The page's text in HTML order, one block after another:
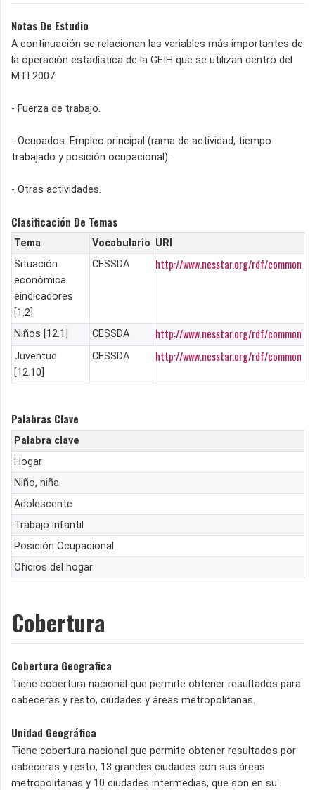
Notas De Estudio
A continuación se relacionan las variables más importantes de
la operación estadística de la GEIH que se utilizan dentro del
MTI 2007:
- Fuerza de trabajo.
- Ocupados: Empleo principal (rama de actividad, tiempo
trabajado y posición ocupacional).
- Otras actividades.
Clasificación De Temas
Tema Vocabulario URI
Situación
económica
eindicadores
[1.2]
CESSDA http://www.nesstar.org/rdf/common
Niños [12.1] CESSDA http://www.nesstar.org/rdf/common
Juventud
[12.10]
CESSDA http://www.nesstar.org/rdf/common
Palabras Clave
Palabra clave
Hogar
Niño, niña
Adolescente
Trabajo infantil
Posición Ocupacional
Oficios del hogar
Cobertura
Cobertura Geografica
Tiene cobertura nacional que permite obtener resultados para
cabeceras y resto, ciudades y áreas metropolitanas.
Unidad Geográfica
Tiene cobertura nacional que permite obtener resultados por
cabeceras y resto, 13 grandes ciudades con sus áreas
metropolitanas y 10 ciudades intermedias, que son en su